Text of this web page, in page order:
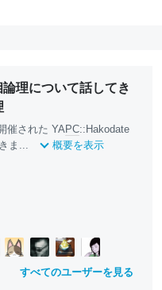
理について話してき
催された YAPC::Hakodate
ま...
概要を表示
すべてのユーザーを見る